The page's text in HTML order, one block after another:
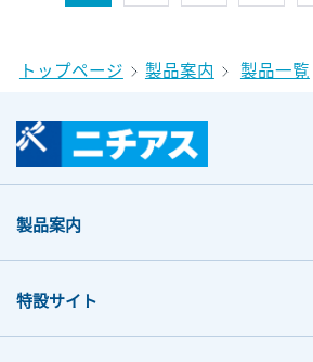
トップページ 製品案内 製品一覧
製品案内
特設サイト